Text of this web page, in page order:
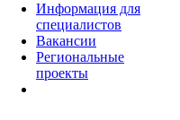
Информация для
специалистов
Вакансии
Региональные
проекты